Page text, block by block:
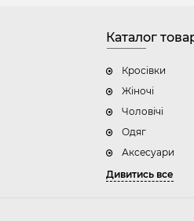
Каталог
Кросівки
Жіночі
Чоловічі
Одяг
Аксесуари
Дивитись все